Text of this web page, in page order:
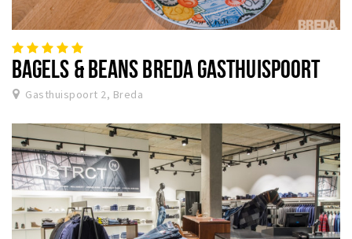
BAGELS & BEANS BREDA GASTHUISPOORT
Gasthuispoort 2, Breda